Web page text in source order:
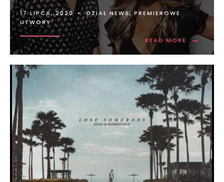
17 LIPCA, 2020 • DZIAŁ NEWS,PREMIEROWE
UTWORY
READ MORE →